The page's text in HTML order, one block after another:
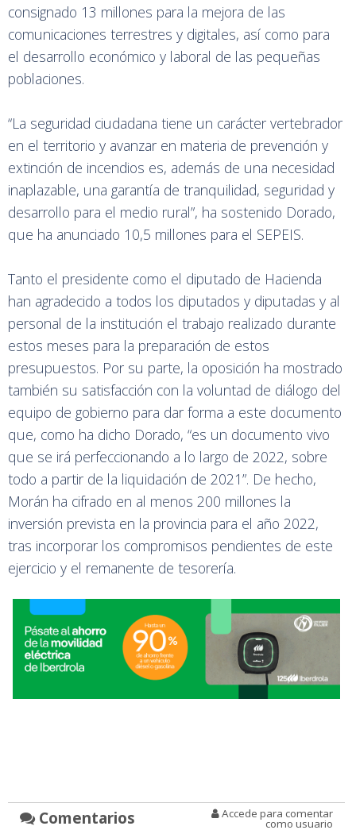
consignado 13 millones para la mejora de las
comunicaciones terrestres y digitales, así como para
el desarrollo económico y laboral de las pequeñas
poblaciones.
“La seguridad ciudadana tiene un carácter vertebrador
en el territorio y avanzar en materia de prevención y
extinción de incendios es, además de una necesidad
inaplazable, una garantía de tranquilidad, seguridad y
desarrollo para el medio rural”, ha sostenido Dorado,
que ha anunciado 10,5 millones para el SEPEIS.
Tanto el presidente como el diputado de Hacienda
han agradecido a todos los diputados y diputadas y al
personal de la institución el trabajo realizado durante
estos meses para la preparación de estos
presupuestos. Por su parte, la oposición ha mostrado
también su satisfacción con la voluntad de diálogo del
equipo de gobierno para dar forma a este documento
que, como ha dicho Dorado, “es un documento vivo
que se irá perfeccionando a lo largo de 2022, sobre
todo a partir de la liquidación de 2021”. De hecho,
Morán ha cifrado en al menos 200 millones la
inversión prevista en la provincia para el año 2022,
tras incorporar los compromisos pendientes de este
ejercicio y el remanente de tesorería.
Comentarios Accede para comentar
como usuario